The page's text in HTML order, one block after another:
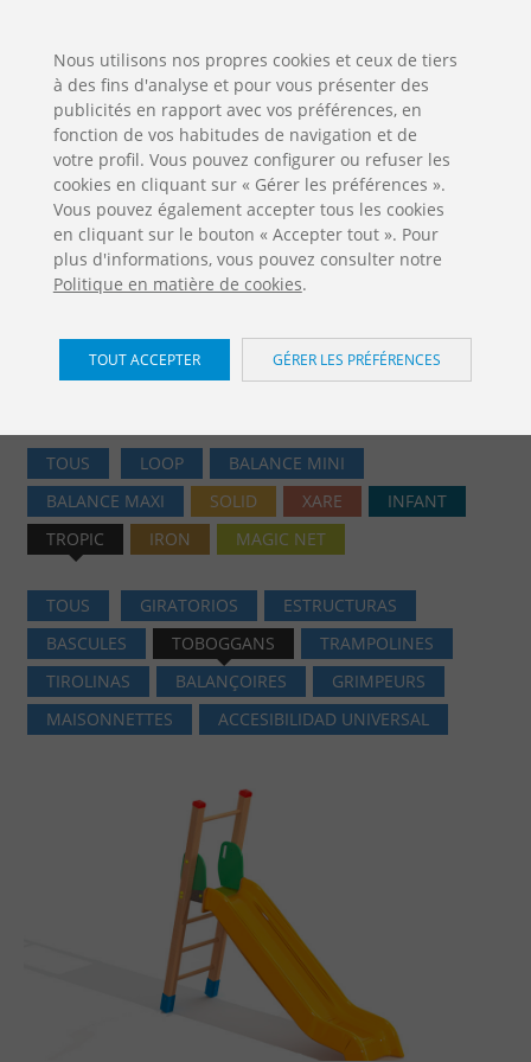
TÉLÉCHARGEMENTS
Jolas Catalogue
Aires de jeux / Tropic
TOUS LOOP
BALANCE MINI
BALANCE MAXI
SOLID XARE
INFANT
TROPIC
IRON MAGIC NET
TOUS GIRATORIOS
ESTRUCTURAS
BASCULES
TOBOGGANS
TRAMPOLINES
TIROLINAS
BALANÇOIRES
GRIMPEURS
MAISONNETTES
ACCESIBILIDAD UNIVERSAL
Nous utilisons nos propres cookies et ceux de tiers
à des fins d'analyse et pour vous présenter des
publicités en rapport avec vos préférences, en
fonction de vos habitudes de navigation et de
votre profil. Vous pouvez configurer ou refuser les
cookies en cliquant sur « Gérer les préférences ».
Vous pouvez également accepter tous les cookies
en cliquant sur le bouton « Accepter tout ». Pour
plus d'informations, vous pouvez consulter notre
Politique en matière de cookies.
TOUT ACCEPTER GÉRER LES PRÉFÉRENCES